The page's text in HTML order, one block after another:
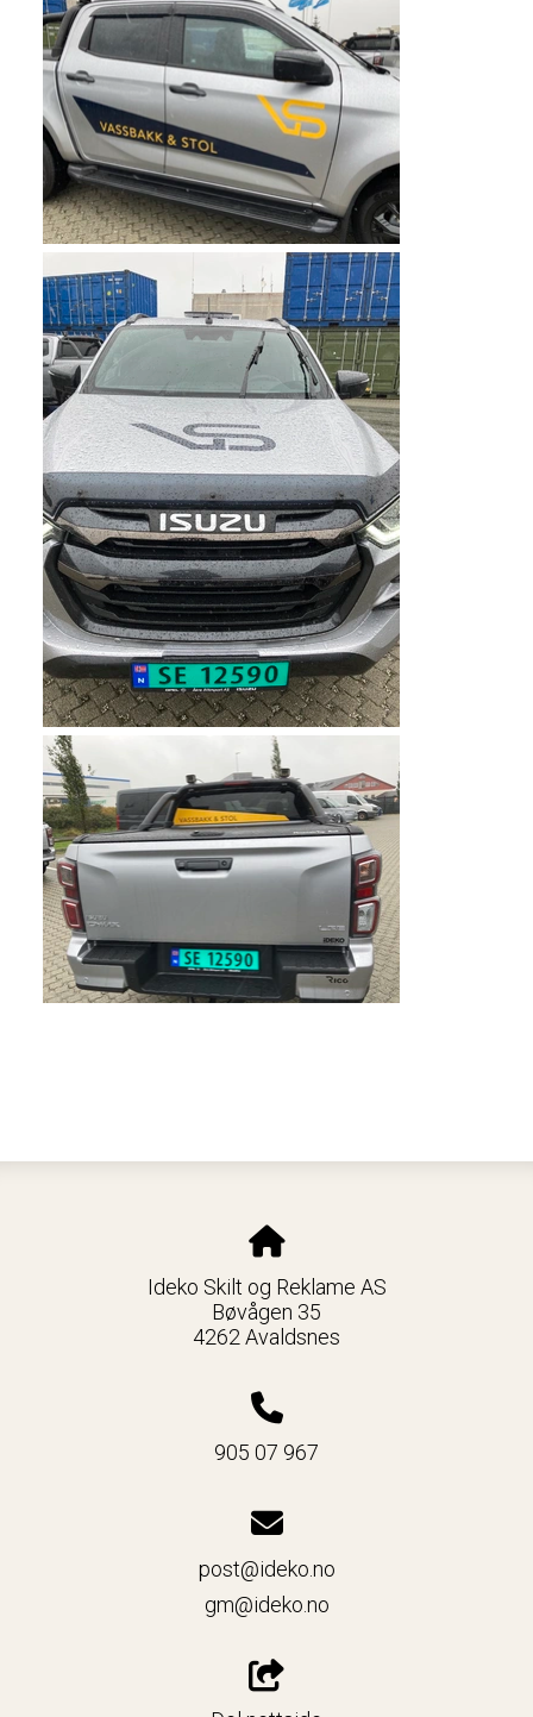
Ideko Skilt og Reklame AS
Bøvågen 35
4262 Avaldsnes
905 07 967
post@ideko.no
gm@ideko.no